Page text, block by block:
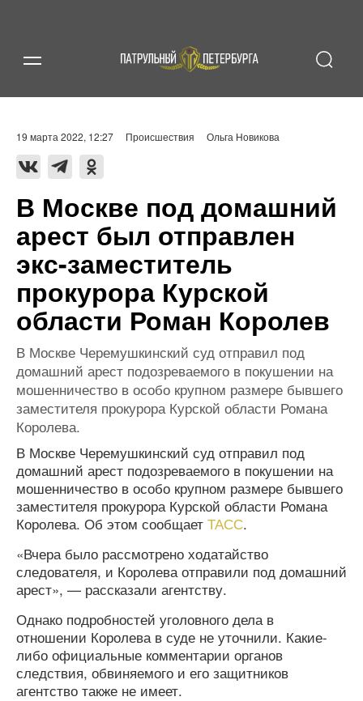
19 марта 2022, 12:27 Происшествия Ольга Новикова
В Москве под домашний
арест был отправлен
экс-заместитель
прокурора Курской
области Роман Королев
В Москве Черемушкинский суд отправил под
домашний арест подозреваемого в покушении на
мошенничество в особо крупном размере бывшего
заместителя прокурора Курской области Романа
Королева.
В Москве Черемушкинский суд отправил под
домашний арест подозреваемого в покушении на
мошенничество в особо крупном размере бывшего
заместителя прокурора Курской области Романа
Королева. Об этом сообщает ТАСС.
«Вчера было рассмотрено ходатайство
следователя, и Королева отправили под домашний
арест», — рассказали агентству.
Однако подробностей уголовного дела в
отношении Королева в суде не уточнили. Какие-
либо официальные комментарии органов
следствия, обвиняемого и его защитников
агентство также не имеет.